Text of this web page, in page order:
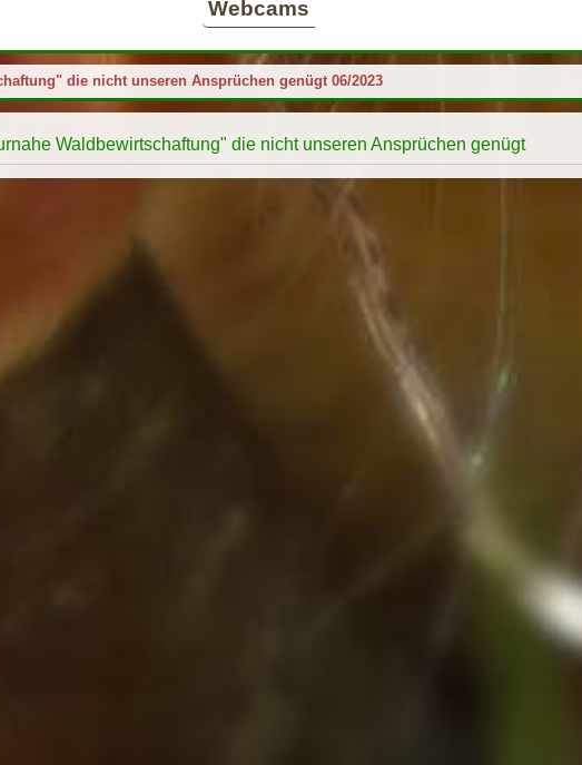
Webcams
die nicht unseren Ansprüchen genügt 06/2023
Waldbewirtschaftung" die nicht unseren Ansprüchen genügt